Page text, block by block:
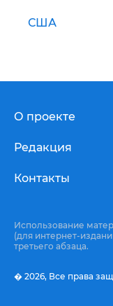
США
О проекте
Редакция
Контакты
Использование
(для интернет-
третьего абзаца.
� 2026, Все права